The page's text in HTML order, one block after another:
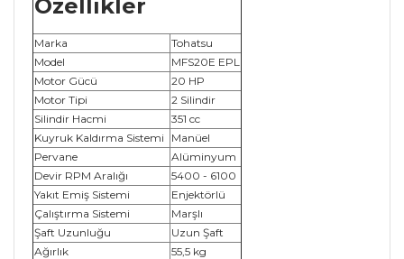
Özellikler
Marka
Tohatsu
Model
MFS20E EPL
Motor Gücü
20 HP
Motor Tipi
2 Silindir
Silindir Hacmi
351 cc
Kuyruk Kaldırma Sistemi
Manüel
Pervane
Alüminyum
Devir RPM Aralığı
5400 - 6100
Yakıt Emiş Sistemi
Enjektörlü
Çalıştırma Sistemi
Marşlı
Şaft Uzunluğu
Uzun Şaft
Ağırlık
55,5 kg